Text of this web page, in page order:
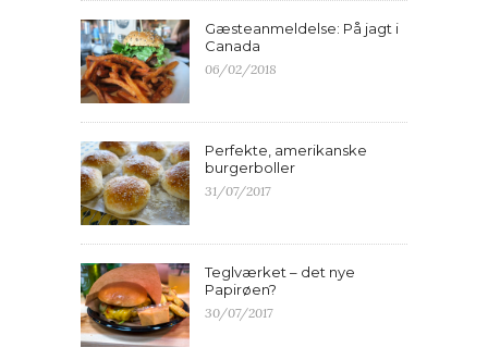
Gæsteanmeldelse: På jagt i
Canada
06/02/2018
Perfekte, amerikanske
burgerboller
31/07/2017
Teglværket – det nye
Papirøen?
30/07/2017